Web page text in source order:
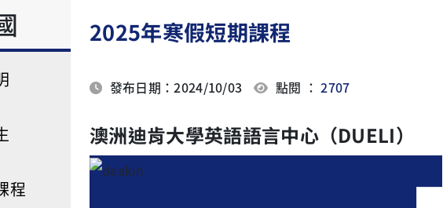
程
2025年寒假短期課程
發布日期：2024/10/03 點閱 ：2707
澳洲迪肯大學英語語言中心（DUELI）